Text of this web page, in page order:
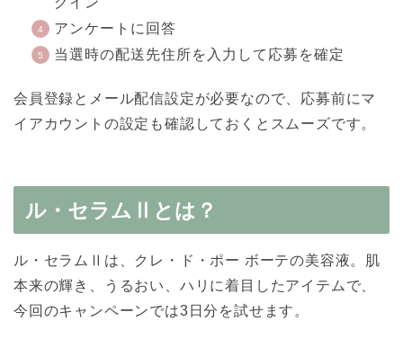
アンケートに回答
当選時の配送先住所を入力して応募を確定
会員登録とメール配信設定が必要なので、応募前にマ
イアカウントの設定も確認しておくとスムーズです。
ル・セラムⅡとは？
ル・セラムⅡは、クレ・ド・ポー ボーテの美容液。肌
本来の輝き、うるおい、ハリに着目したアイテムで、
今回のキャンペーンでは3日分を試せます。